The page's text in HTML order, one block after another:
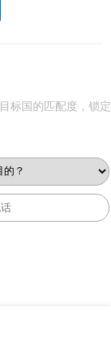
标国的匹配度，锁定